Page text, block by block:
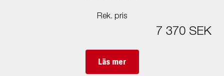
Rek. pris
7 370 SEK
Läs mer